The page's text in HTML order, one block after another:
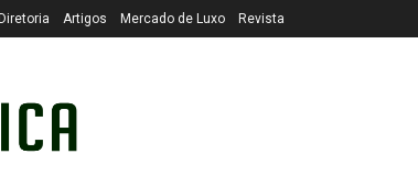
Diretoria Artigos Mercado de Luxo Revista